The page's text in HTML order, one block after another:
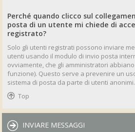
Perché quando clicco sul
posta di un utente mi chiede di
registrato?
Solo gli utenti registrati possono inviare
utenti usando il modulo di invio posta
ovviamente, che gli amministratori
funzione). Questo serve a prevenire un
sistema di posta da parte di utenti anonimi.
Top
INVIARE MESSAGGI